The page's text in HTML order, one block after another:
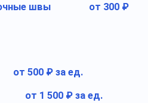
швы
от 300 ₽
от 500 ₽ за ед.
от 1 500 ₽ за ед.